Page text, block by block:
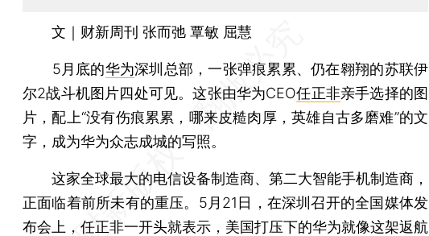
文｜财新周刊 张而弛 覃敏 屈慧
5月底的华为深圳总部，一张弹痕累累、仍在翱翔的苏联伊
尔2战斗机图片四处可见。这张由华为CEO任正非亲手选择的图
片，配上“没有伤痕累累，哪来皮糙肉厚，英雄自古多磨难”的文
字，成为华为众志成城的写照。
这家全球最大的电信设备制造商、第二大智能手机制造商，
正面临着前所未有的重压。5月21日，在深圳召开的全国媒体发
布会上，任正非一开头就表示，美国打压下的华为就像这架返航